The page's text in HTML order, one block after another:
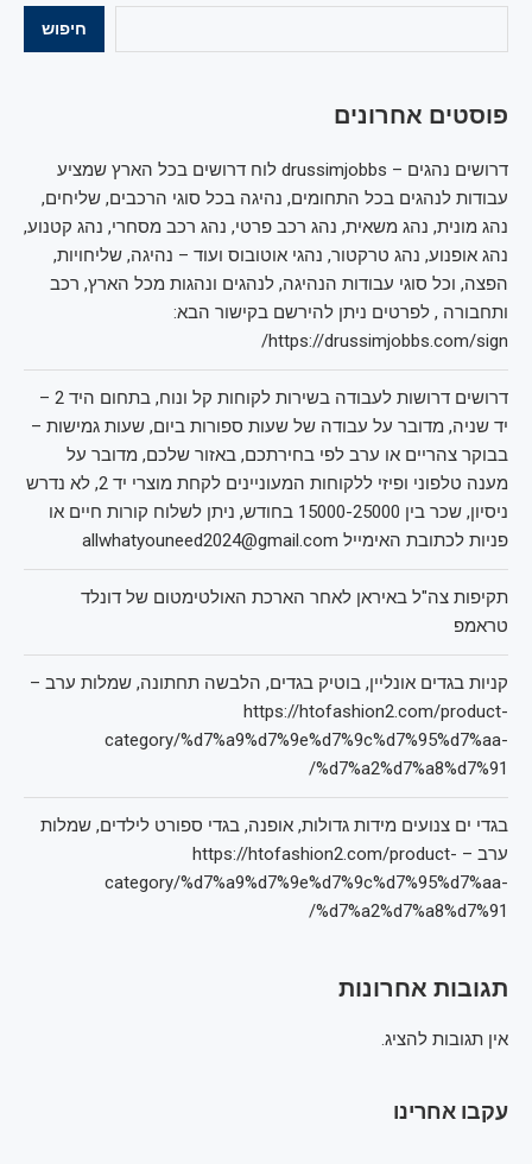
חיפוש
פוסטים אחרונים
דרושים נהגים – drussimjobbs לוח דרושים בכל הארץ שמציע
עבודות לנהגים בכל התחומים, נהיגה בכל סוגי הרכבים, שליחים,
נהג מונית, נהג משאית, נהג רכב פרטי, נהג רכב מסחרי, נהג קטנוע,
נהג אופנוע, נהג טרקטור, נהגי אוטובוס ועוד – נהיגה, שליחויות,
הפצה, וכל סוגי עבודות הנהיגה, לנהגים ונהגות מכל הארץ, רכב
ותחבורה , לפרטים ניתן להירשם בקישור הבא:
https://drussimjobbs.com/sign/
דרושים דרושות לעבודה בשירות לקוחות קל ונוח, בתחום היד 2 –
יד שניה, מדובר על עבודה של שעות ספורות ביום, שעות גמישות –
בבוקר צהריים או ערב לפי בחירתכם, באזור שלכם, מדובר על
מענה טלפוני ופיזי ללקוחות המעוניינים לקחת מוצרי יד 2, לא נדרש
ניסיון, שכר בין 15000-25000 בחודש, ניתן לשלוח קורות חיים או
פניות לכתובת האימייל allwhatyouneed2024@gmail.com
תקיפות צה"ל באיראן לאחר הארכת האולטימטום של דונלד
טראמפ
קניות בגדים אונליין, בוטיק בגדים, הלבשה תחתונה, שמלות ערב –
https://htofashion2.com/product-
category/%d7%a9%d7%9e%d7%9c%d7%95%d7%aa-
%d7%a2%d7%a8%d7%91/
בגדי ים צנועים מידות גדולות, אופנה, בגדי ספורט לילדים, שמלות
ערב – https://htofashion2.com/product-
category/%d7%a9%d7%9e%d7%9c%d7%95%d7%aa-
%d7%a2%d7%a8%d7%91/
תגובות אחרונות
אין תגובות להציג.
עקבו אחרינו